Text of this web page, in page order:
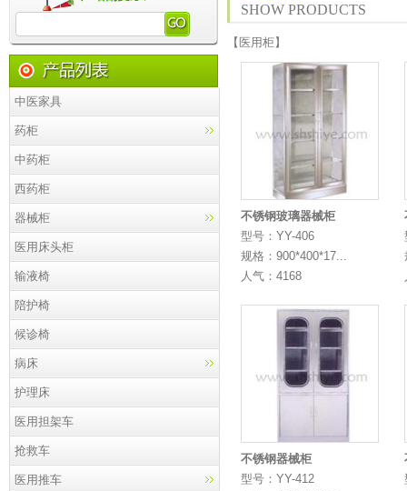
中医家具
药柜
中药柜
西药柜
器械柜
医用床头柜
输液椅
陪护椅
候诊椅
病床
护理床
医用担架车
抢救车
医用推车
SHOW PRODUCTS
【 医用柜】
不锈钢玻璃器械柜
型号：YY-406
规格：900*400*17...
人气：4168
不锈钢器械柜
型号：YY-412